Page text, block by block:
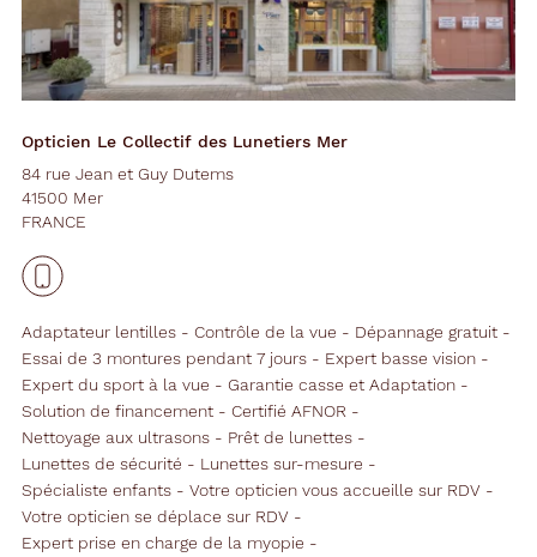
Opticien Le Collectif des Lunetiers Mer
84 rue Jean et Guy Dutems
41500 Mer
FRANCE
Adaptateur lentilles Contrôle de la vue
Dépannage gratuit
Essai de 3 montures pendant 7 jours
Expert basse vision
Expert du sport à la vue
Garantie casse et Adaptation
Solution de financement
Certifié AFNOR
Nettoyage aux ultrasons
Prêt de lunettes
Lunettes de sécurité
Lunettes sur-mesure
Spécialiste enfants
Votre opticien vous accueille sur RDV
Votre opticien se déplace sur RDV
Expert prise en charge de la myopie